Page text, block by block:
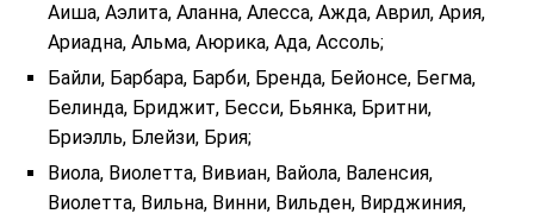
Аиша, Аэлита, Аланна, Алесса, Ажда, Аврил, Ария,
Ариадна, Альма, Аюрика, Ада, Ассоль;
Байли, Барбара, Барби, Бренда, Бейонсе, Бегма,
Белинда, Бриджит, Бесси, Бьянка, Бритни,
Бриэлль, Блейзи, Брия;
Виола, Виолетта, Вивиан, Вайола, Валенсия,
Виолетта, Вильна, Винни, Вильден, Вирджиния,